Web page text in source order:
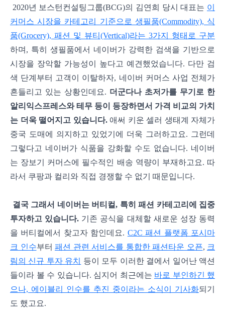
2020년 보스턴컨설팅그룹(BCG)의 김연희 당시 대표는 이
커머스 시장을 카테고리 기준으로 생필품(Commodity), 식
품(Grocery), 패션 및 뷰티(Vertical)라는 3가지 형태로 구분
하며, 특히 생필품에서 네이버가 강력한 검색을 기반으로
시장을 장악할 가능성이 높다고 예견했었습니다. 다만 검
색 단계부터 고객이 이탈하자, 네이버 커머스 사업 전체가
흔들리고 있는 상황인데요. 더군다나 초저가를 무기로 한
알리익스프레스와 테무 등이 등장하면서 가격 비교의 가치
는 더욱 떨어지고 있습니다. 애써 키운 셀러 생태계 자체가
중국 도매에 의지하고 있었기에 더욱 그러하고요. 그런데
그렇다고 네이버가 식품을 강화할 수도 없습니다. 네이버
는 장보기 커머스에 필수적인 배송 역량이 부재하고요. 따
라서 쿠팡과 컬리와 직접 경쟁할 수 없기 때문입니다.
결국 그래서 네이버는 버티컬, 특히 패션 카테고리에 집중
투자하고 있습니다. 기존 공식을 대체할 새로운 성장 동력
을 버티컬에서 찾고자 함인데요. C2C 패션 플랫폼 포시마
크 인수부터 패션 관련 서비스를 통합한 패션타운 오픈, 크
림의 신규 투자 유치
등이 모두 이러한 결에서 일어난 액션
들이라 볼 수 있습니다. 심지어 최근에는 바로 부인하긴 했
으나, 에이블리 인수를 추진 중이라는 소식이 기사화되기
도 했고요.